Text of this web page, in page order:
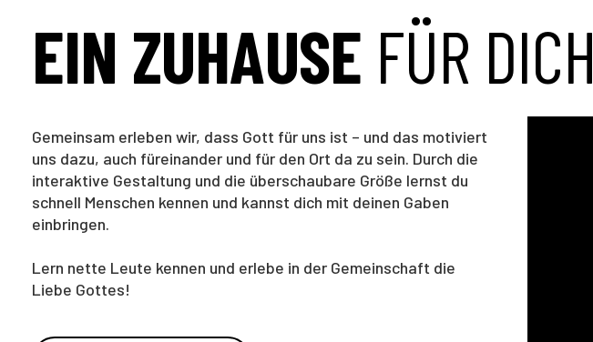
EIN ZUHAUSE FÜR DICH
Gemeinsam erleben wir, dass Gott für uns ist – und das motiviert
uns dazu, auch füreinander und für den Ort da zu sein. Durch die
interaktive Gestaltung und die überschaubare Größe lernst du
schnell Menschen kennen und kannst dich mit deinen Gaben
einbringen.
Lern nette Leute kennen und erlebe in der Gemeinschaft die
Liebe Gottes!